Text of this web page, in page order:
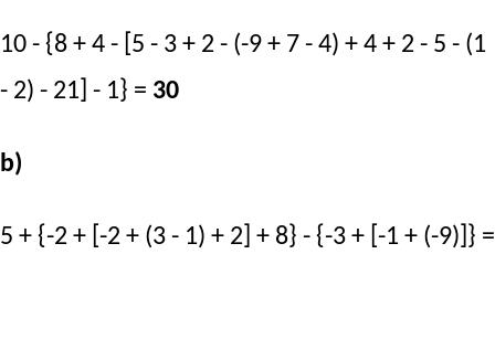
10 - {8 + 4 - [5 - 3 + 2 - (-9 + 7 - 4) + 4 + 2 - 5 - (1
- 2) - 21] - 1} = 30
b)
5 + {-2 + [-2 + (3 - 1) + 2] + 8} - {-3 + [-1 + (-9)]} =